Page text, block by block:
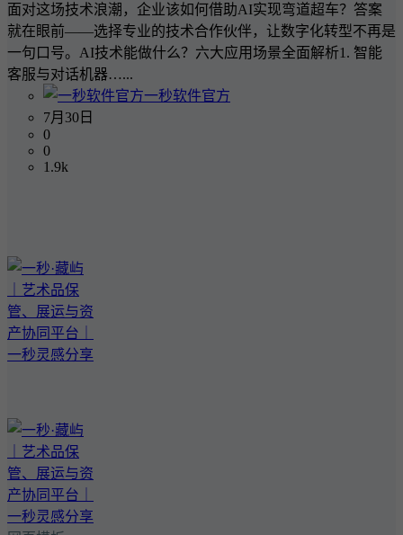
面对这场技术浪潮，企业该如何借助AI实现弯道超车？答案
就在眼前——选择专业的技术合作伙伴，让数字化转型不再是
一句口号。AI技术能做什么？六大应用场景全面解析1. 智能
客服与对话机器…...
一秒软件官方
7月30日
0
0
1.9k